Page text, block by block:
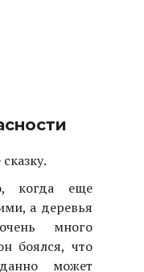
когда еще
а деревья
много
боялся, что
может